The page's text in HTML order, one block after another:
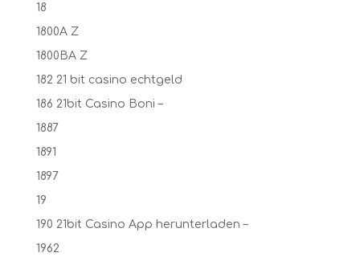
18
1800A Z
1800BA Z
182 21 bit casino echtgeld
186 21bit Casino Boni –
1887
1891
1897
19
190 21bit Casino App herunterladen –
1962